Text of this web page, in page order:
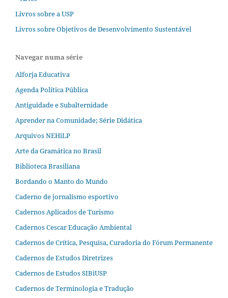
Livros sobre a USP
Livros sobre Objetivos de Desenvolvimento Sustentável
Navegar numa série
Alforja Educativa
Agenda Política Pública
Antiguidade e Subalternidade
Aprender na Comunidade; Série Didática
Arquivos NEHiLP
Arte da Gramática no Brasil
Biblioteca Brasiliana
Bordando o Manto do Mundo
Caderno de jornalismo esportivo
Cadernos Aplicados de Turismo
Cadernos Cescar Educação Ambiental
Cadernos de Crítica, Pesquisa, Curadoria do Fórum Permanente
Cadernos de Estudos Diretrizes
Cadernos de Estudos SIBiUSP
Cadernos de Terminologia e Tradução